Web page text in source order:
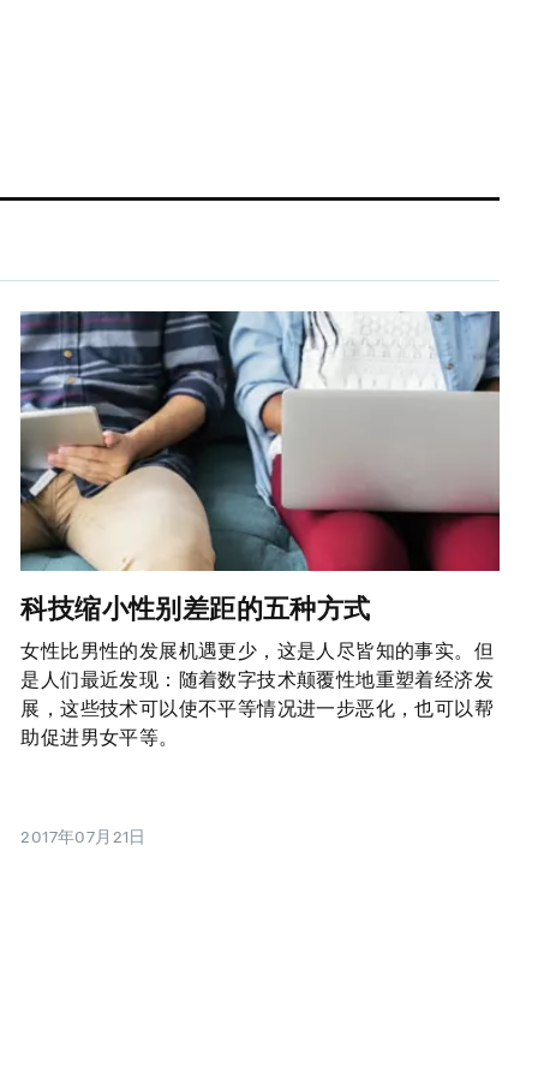
科技缩小性别差距的五种方式
女性比男性的发展机遇更少，这是人尽皆知的事实。但
是人们最近发现：随着数字技术颠覆性地重塑着经济发
展，这些技术可以使不平等情况进一步恶化，也可以帮
助促进男女平等。
2017年07月21日